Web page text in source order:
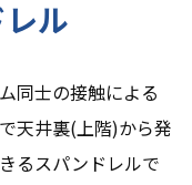
ル
同士の接触による
天井裏(上階)から発
るスパンドレルで